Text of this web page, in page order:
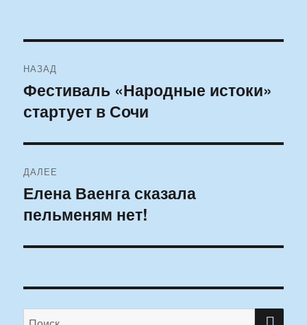
по
записям
НАЗАД
Предыдущая
запись:
Фестиваль «Народные истоки»
стартует в Сочи
ДАЛЕЕ
Следующая
запись:
Елена Ваенга сказала
пельменям нет!
Искать: